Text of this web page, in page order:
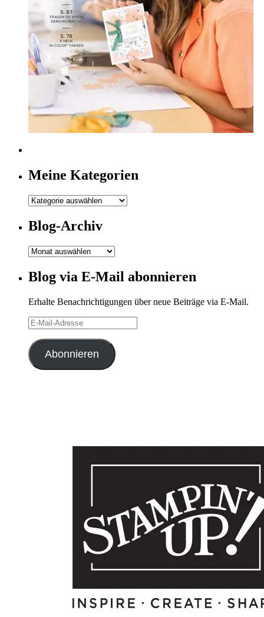
Meine Kategorien
Meine
Blog-Archiv
Blog-
Blog via E-Mail abonnieren
Erhalte Benachrichtigungen über neue Beiträge via E-Mail.
E-
Mail-
Adresse
Abonnieren